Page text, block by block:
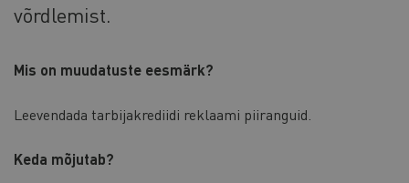
võrdlemist.
Mis on muudatuste eesmärk?
Leevendada tarbijakrediidi reklaami piiranguid.
Keda mõjutab?